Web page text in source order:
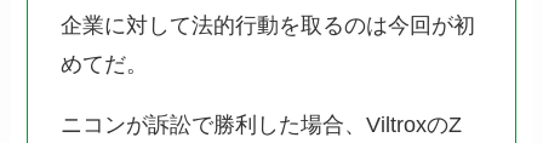
企業に対して法的行動を取るのは今回が初
めてだ。
ニコンが訴訟で勝利した場合、ViltroxのZ